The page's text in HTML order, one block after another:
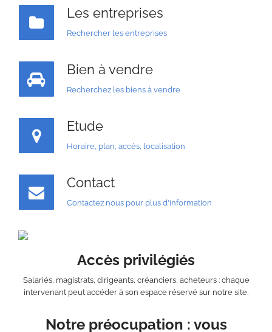
Les entreprises
Rechercher les entreprises
Bien à vendre
Recherchez les biens à vendre
Etude
Horaire, plan, accès, localisation
Contact
Contactez nous pour plus d'information
Accès privilégiés
Salariés, magistrats, dirigeants, créanciers, acheteurs : chaque
intervenant peut accéder à son espace réservé sur notre site.
Notre préocupation : vous